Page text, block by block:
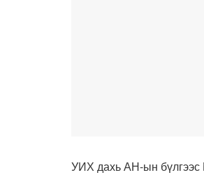
УИХ дахь АН-ын бүлгээс